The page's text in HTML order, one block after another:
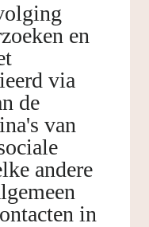
en
via
de
van
andere
in